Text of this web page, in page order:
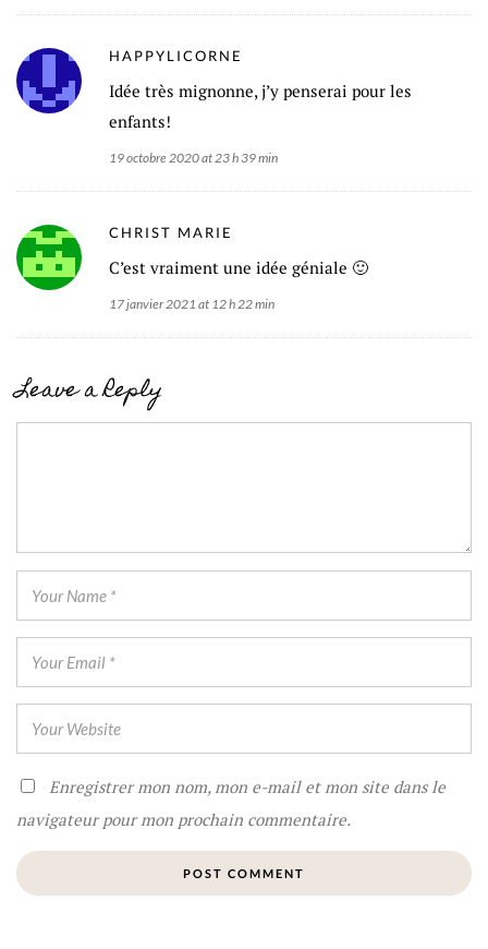
HAPPYLICORNE
Idée très mignonne, j’y penserai pour les
enfants!
19 octobre 2020 at 23 h 39 min
CHRIST MARIE
C’est vraiment une idée géniale 🙂
17 janvier 2021 at 12 h 22 min
Leave a Reply
Enregistrer mon nom, mon e-mail et mon site dans le
navigateur pour mon prochain commentaire.